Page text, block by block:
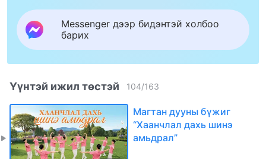
Messenger дээр бидэнтэй холбоо
барих
Үүнтэй ижил төстэй 104/163
Магтан дууны бүжиг
“Хаанчлал дахь шинэ
амьдрал”